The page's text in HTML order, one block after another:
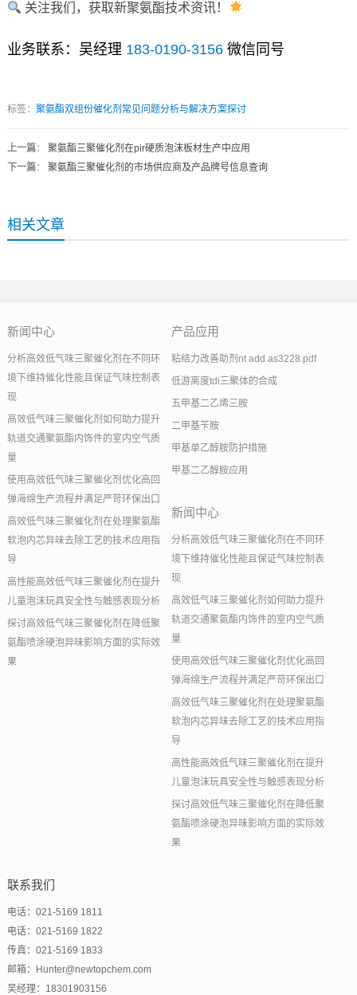
关注我们，获取新聚氨酯技术资讯！
业务联系：吴经理 183-0190-3156微信同号
标签： 聚氨酯双组份催化剂常见问题分析与解决方案探讨
上一篇： 聚氨酯三聚催化剂在pir硬质泡沫板材生产中应用
下一篇： 聚氨酯三聚催化剂的市场供应商及产品牌号信息查询
相关文章
新闻中心
分析高效低气味三聚催化剂在不同环
境下维持催化性能且保证气味控制表
现
高效低气味三聚催化剂如何助力提升
轨道交通聚氨酯内饰件的室内空气质
量
使用高效低气味三聚催化剂优化高回
弹海绵生产流程并满足严苛环保出口
高效低气味三聚催化剂在处理聚氨酯
软泡内芯异味去除工艺的技术应用指
导
高性能高效低气味三聚催化剂在提升
儿童泡沫玩具安全性与触感表现分析
探讨高效低气味三聚催化剂在降低聚
氨酯喷涂硬泡异味影响方面的实际效
果
产品应用
粘结力改善助剂nt add as3228.pdf
低游离度tdi三聚体的合成
五甲基二乙烯三胺
二甲基苄胺
甲基单乙醇胺防护措施
甲基二乙醇胺应用
新闻中心
分析高效低气味三聚催化剂在不同环
境下维持催化性能且保证气味控制表
现
高效低气味三聚催化剂如何助力提升
轨道交通聚氨酯内饰件的室内空气质
量
使用高效低气味三聚催化剂优化高回
弹海绵生产流程并满足严苛环保出口
高效低气味三聚催化剂在处理聚氨酯
软泡内芯异味去除工艺的技术应用指
导
高性能高效低气味三聚催化剂在提升
儿童泡沫玩具安全性与触感表现分析
探讨高效低气味三聚催化剂在降低聚
氨酯喷涂硬泡异味影响方面的实际效
果
联系我们
电话：021-5169 1811
电话：021-5169 1822
传真：021-5169 1833
邮箱：Hunter@newtopchem.com
吴经理：18301903156